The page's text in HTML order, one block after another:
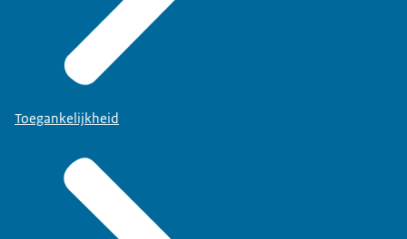
Toegankelijkheid